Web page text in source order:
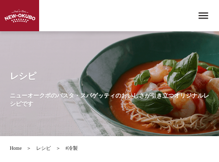
menu
レシピ
ニューオークボのパスタ・スパゲッティのおいしさが引き立つオリジナルレ
シピです
Home ＞ レシピ ＞ #冷製